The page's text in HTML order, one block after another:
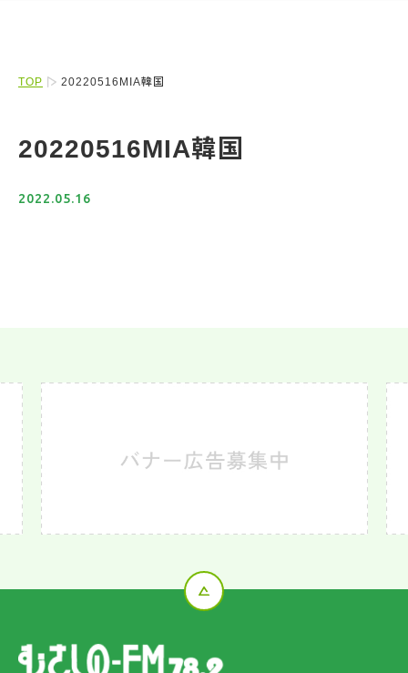
TOP 20220516MIA韓国
20220516MIA韓国
2022.05.16